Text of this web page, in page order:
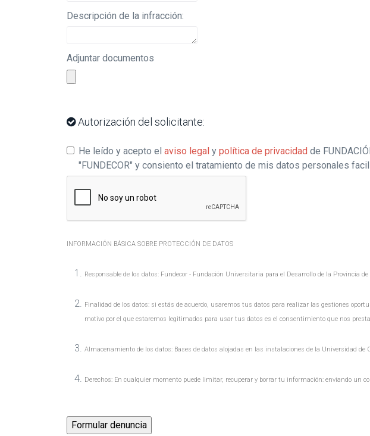
Descripción de la infracción:
Adjuntar documentos
Autorización del solicitante:
He leído y acepto el aviso legal y política de privacidad de
"FUNDECOR" y consiento el tratamiento de mis datos personales
INFORMACIÓN BÁSICA SOBRE PROTECCIÓN DE DATOS
Responsable de los datos: Fundecor - Fundación Universitaria para el Desarrollo de la Provincia de
Finalidad de los datos: si estás de acuerdo, usaremos tus datos para realizar las gestiones
motivo por el que estaremos legitimados para usar tus datos es el consentimiento que nos
Almacenamiento de los datos: Bases de datos alojadas en las instalaciones de la Universidad de
Derechos: En cualquier momento puede limitar, recuperar y borrar tu información: enviando un
Formular denuncia